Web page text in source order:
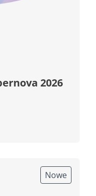
2026
Nowe